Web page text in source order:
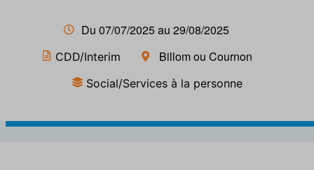
Du 07/07/2025 au 29/08/2025
CDD/Interim Billom ou Cournon
Social/Services à la personne